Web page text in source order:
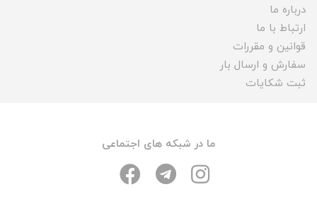
درباره ما
ارتباط با ما
قوانین و مقررات
سفارش و ارسال بار
ثبت شکایات
ما در شبکه های اجتماعی